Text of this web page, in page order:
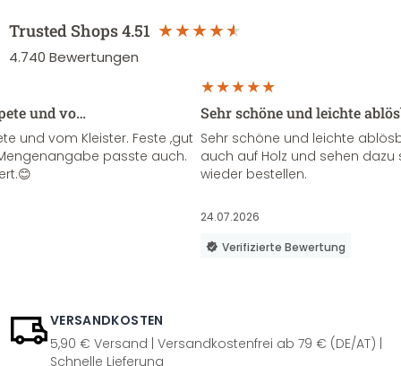
Trusted Shops4.51
4.740 Bewertungen
und vo…
und vom Kleister. Feste ,gut
passte auch.
Sehr schöne und leichte
Sehr schöne und leichte
auch auf Holz und sehen
wieder bestellen.
24.07.2026
Verifizierte Bewertung
VERSANDKOSTEN
5,90 € Versand | Versandkostenfrei ab 79 € (DE/AT) |
Schnelle Lieferung